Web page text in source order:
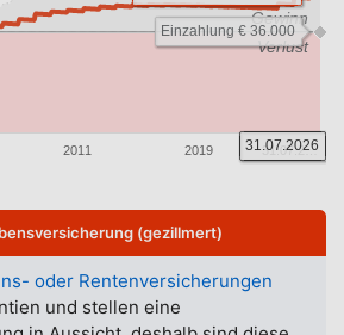
Gewinn
Verlust
2011 2019 31.07.2…
31.07.2026
Einzahlung € 36.000
(gezillmert)
oder Rentenversicherungen
und stellen eine